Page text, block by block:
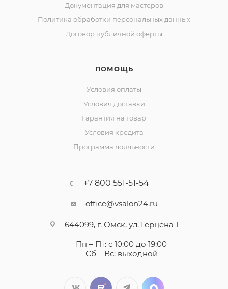
Документация для мастеров
Политика обработки персональных данных
Договор публичной оферты
ПОМОЩЬ
Условия оплаты
Условия доставки
Гарантия на товар
Условия кредита
Программа лояльности
+7 800 551-51-54
office@vsalon24.ru
644099, г. Омск, ул. Герцена 1
Пн – Пт: с 10:00 до 19:00
Сб – Вс: выходной